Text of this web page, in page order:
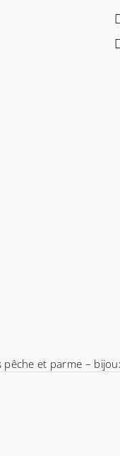
pêche et parme –